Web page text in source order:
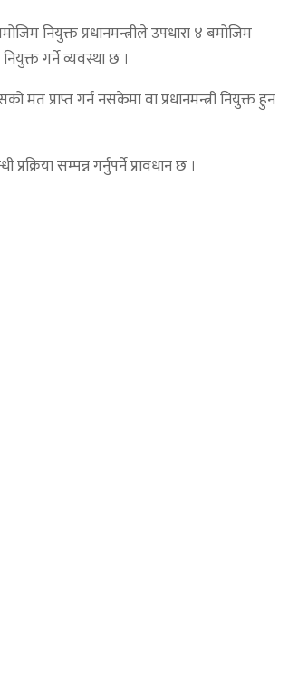
नियुक्त प्रधानमन्त्रीले उपधारा ४ बमोजिम
गर्ने व्यवस्था छ ।
मत प्राप्त गर्न नसकेमा वा प्रधानमन्त्री नियुक्त हुन
सम्पन्न गर्नुपर्ने प्रावधान छ ।